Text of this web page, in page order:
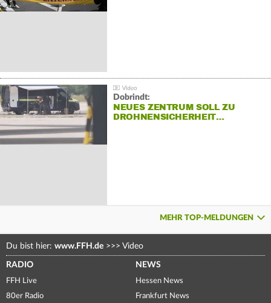
Dobrindt:
NEUES ZENTRUM SOLL ZU
DROHNENSICHERHEIT…
MEHR TOP-MELDUNGEN
Du bist hier: www.FFH.de >>> Video
RADIO
FFH Live
80er Radio
NEWS
Hessen News
Frankfurt News